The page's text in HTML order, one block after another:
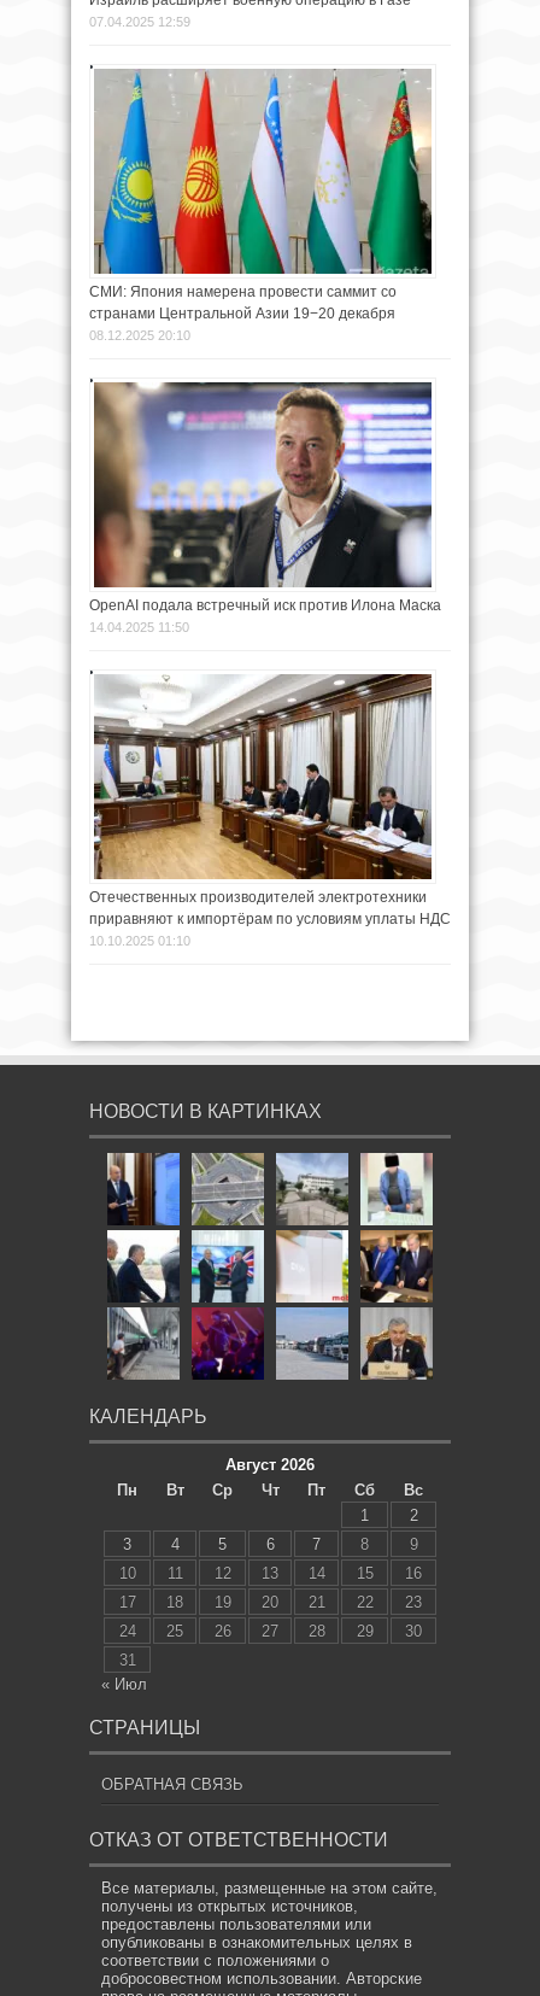
07.04.2025 12:59
СМИ: Япония намерена провести саммит со
странами Центральной Азии 19−20 декабря
08.12.2025 20:10
OpenAI подала встречный иск против Илона Маска
14.04.2025 11:50
Отечественных производителей электротехники
приравняют к импортёрам по условиям уплаты НДС
10.10.2025 01:10
НОВОСТИ В КАРТИНКАХ
КАЛЕНДАРЬ
Август 2026
Пн
Вт Ср Чт Пт Сб
Вс
1
2
3
4 5 6 7 8
9
10
11 12 13 14 15
16
17
18 19 20 21 22
23
24
25 26 27 28 29
30
31
« Июл
СТРАНИЦЫ
ОБРАТНАЯ СВЯЗЬ
ОТКАЗ ОТ ОТВЕТСТВЕННОСТИ
Все материалы, размещенные на этом сайте,
получены из открытых источников,
предоставлены пользователями или
опубликованы в ознакомительных целях в
соответствии с положениями о
добросовестном использовании. Авторские